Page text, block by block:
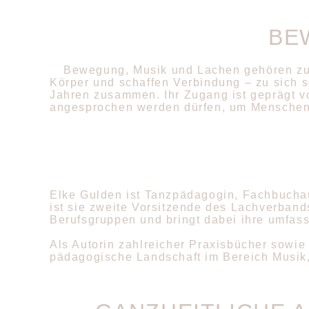
Bewegung, Musik und Lachen gehören
Körper und schaffen Verbindung – zu
Jahren zusammen. Ihr Zugang ist geprägt
angesprochen werden dürfen, um
Elke Gulden ist Tanzpädagogin,
ist sie zweite Vorsitzende des
Berufsgruppen und bringt dabei ihre
Als Autorin zahlreicher Praxisbücher
pädagogische Landschaft im Bereich